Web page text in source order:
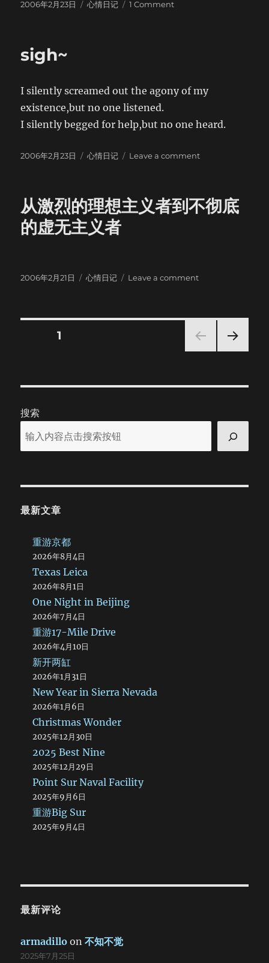
Posted
2006年2月23日 Categories
心情日记 1 Commenton
sigh~
I silently screamed out the agony of my
existence,but no one listened.
I silently begged for help,but no one heard.
Posted
2006年2月23日 Categories
心情日记 Leave a commenton
从激烈的理想主义者到不彻底
的虚无主义者
Posted
2006年2月21日 Categories
心情日记 Leave a commenton
理
想
者
的
Posts
PAGE1
搜索
最新文章
重游京都
2026年8月4日
Texas Leica
2026年8月1日
One Night in Beijing
2026年7月4日
重游17-Mile Drive
2026年4月10日
新开两缸
2026年1月31日
New Year in Sierra Nevada
2026年1月6日
Christmas Wonder
2025年12月30日
2025 Best Nine
2025年12月29日
Point Sur Naval Facility
2025年9月6日
重游Big Sur
2025年9月4日
最新评论
armadillo on不知不觉
2025年7月25日